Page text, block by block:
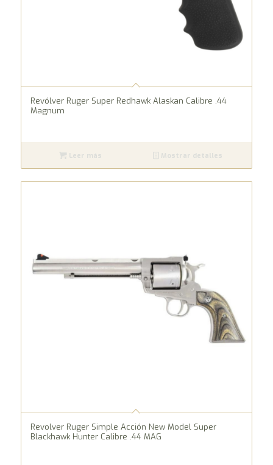
Revólver Ruger Super Redhawk Alaskan Calibre .44
Magnum
Leer más Mostrar detalles
Revolver Ruger Simple Acción New Model Super
Blackhawk Hunter Calibre .44 MAG